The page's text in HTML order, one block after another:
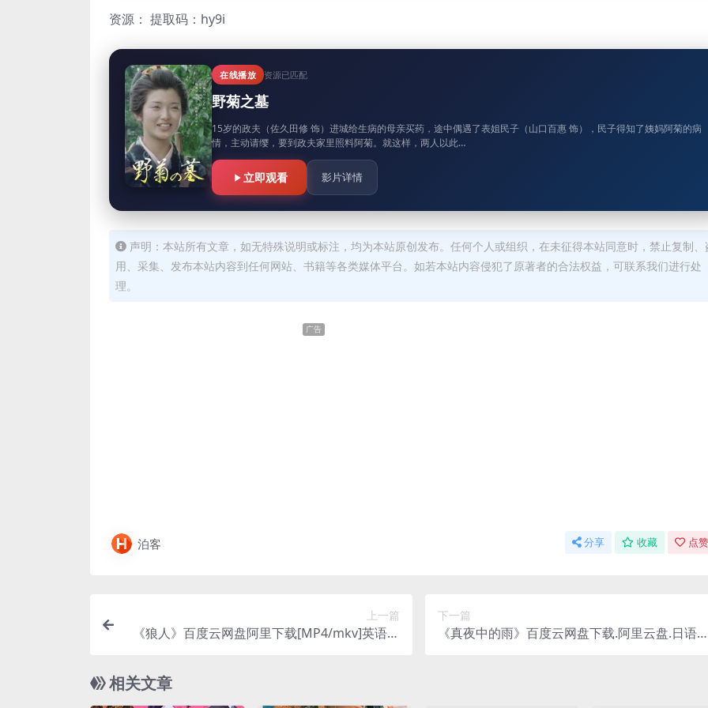
资源： 提取码：hy9i
在线播放 资源已匹配
野菊之墓
15岁的政夫（佐久田修 饰）进城给生病的母亲买药，途中偶遇了表姐民子（山口百惠 饰），民子得知了姨妈阿菊的病
情，主动请缨，要到政夫家里照料阿菊。就这样，两人以此…
立即观看 影片详情
声明：本站所有文章，如无特殊说明或标注，均为本站原创发布。任何个人或组织，在未征得本站同意时，禁止复制、
用、采集、发布本站内容到任何网站、书籍等各类媒体平台。如若本站内容侵犯了原著者的合法权益，可联系我们进行处
理。
广告
泊客 分享 收藏 点
上一篇
《狼人》百度云网盘阿里下载[MP4/mkv]英语中
下一篇
《真夜中的雨》百度云网盘下载.阿里云盘.日语
相关文章